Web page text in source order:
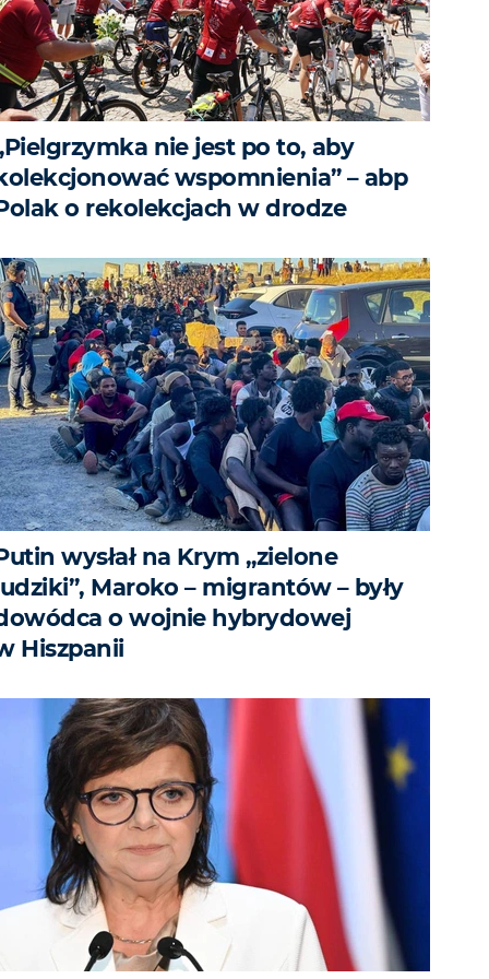
nie jest po to, aby
wspomnienia” – abp
o rekolekcjach w drodze
wysłał na Krym „zielone
Maroko – migrantów – były
o wojnie hybrydowej
Hiszpanii